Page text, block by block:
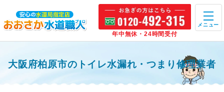
年中無休・24時間受付
メニュー
大阪府柏原市のトイレ水漏れ・つまり修理業者